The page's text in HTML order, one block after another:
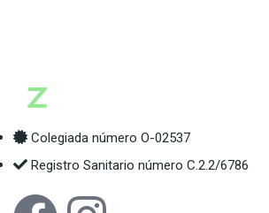
Colegiada número O-02537
Registro Sanitario número C.2.2/6786